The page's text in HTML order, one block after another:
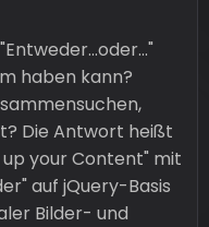
haben kann?
Die Antwort heißt
your Content" mit
auf jQuery-Basis
Bilder- und